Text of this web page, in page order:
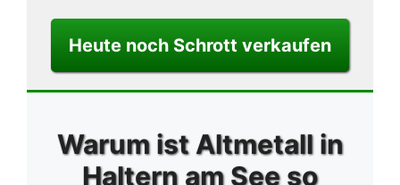
Heute noch Schrott verkaufen
Warum ist Altmetall in
Haltern am See so